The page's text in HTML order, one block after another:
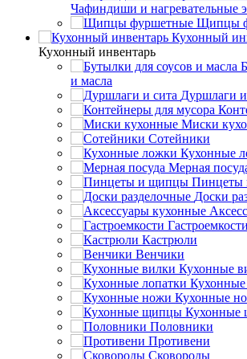
Чафиндиши и нагревательные
Щипцы
Кухонный
Кухонный инвентарь
и масла
Дуршлаги и
Миски
Сотейники
Кухонные
Мерная
Доски
Гастроемкости
Кастрюли
Венчики
Кухонные
Кухонные
Кухонные
Кухонные
Половники
Противени
Сковороды